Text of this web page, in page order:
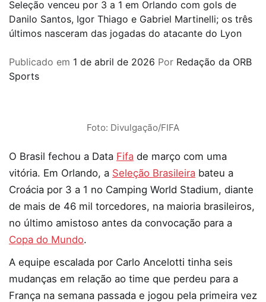
Seleção venceu por 3 a 1 em Orlando com gols de
Danilo Santos, Igor Thiago e Gabriel Martinelli; os três
últimos nasceram das jogadas do atacante do Lyon
Publicado em 1 de abril de 2026 Por Redação da ORB
Sports
Foto: Divulgação/FIFA
O Brasil fechou a Data Fifa de março com uma
vitória. Em Orlando, a Seleção Brasileira bateu a
Croácia por 3 a 1 no Camping World Stadium, diante
de mais de 46 mil torcedores, na maioria brasileiros,
no último amistoso antes da convocação para a
Copa do Mundo.
A equipe escalada por Carlo Ancelotti tinha seis
mudanças em relação ao time que perdeu para a
França na semana passada e jogou pela primeira vez